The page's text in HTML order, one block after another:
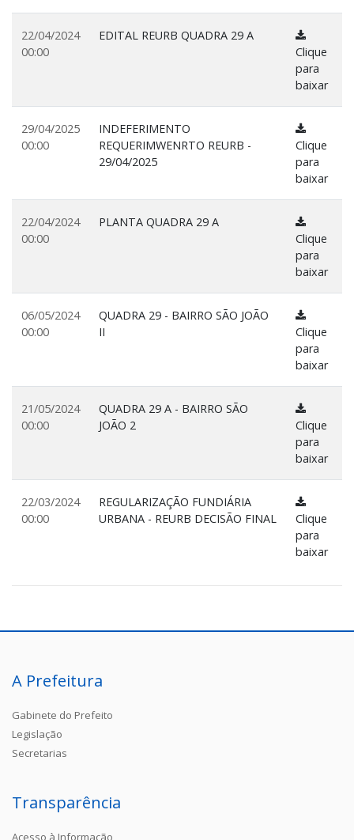
22/04/2024
00:00
EDITAL REURB QUADRA 29 A
Clique
para
baixar
29/04/2025
00:00
INDEFERIMENTO
REQUERIMWENRTO REURB -
29/04/2025
Clique
para
baixar
22/04/2024
00:00
PLANTA QUADRA 29 A
Clique
para
baixar
06/05/2024
00:00
QUADRA 29 - BAIRRO SÃO JOÃO
II
Clique
para
baixar
21/05/2024
00:00
QUADRA 29 A - BAIRRO SÃO
JOÃO 2
Clique
para
baixar
22/03/2024
00:00
REGULARIZAÇÃO FUNDIÁRIA
URBANA - REURB DECISÃO FINAL
Clique
para
baixar
A Prefeitura
Gabinete do Prefeito
Legislação
Secretarias
Transparência
Acesso à Informação